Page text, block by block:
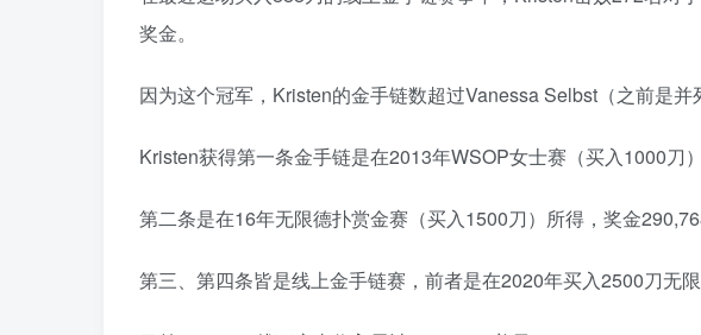
奖金。
因为这个冠军，Kristen的金手链数超过Vanessa Selbst（之前是并
Kristen获得第一条金手链是在2013年WSOP女士赛（买入1000刀
第二条是在16年无限德扑赏金赛（买入1500刀）所得，奖金
第三、第四条皆是线上金手链赛，前者是在2020年买入2500刀无